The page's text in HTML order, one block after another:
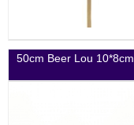
50cm Beer Lou 10*8cm